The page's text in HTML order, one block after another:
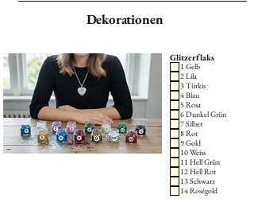
Dekorationen
Glitzerflaks
1 Gelb
2 Lila
3 Türkis
4 Blau
5 Rosa
6 Dunkel Grün
7 Silber
8 Rot
9 Gold
10 Weiss
11 Hell Grün
12 Hell Rot
13 Schwarz
14 Roségold